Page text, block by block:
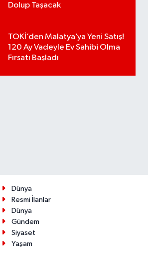
Dolup Taşacak
TOKİ’den Malatya’ya Yeni Satış!
120 Ay Vadeyle Ev Sahibi Olma
Fırsatı Başladı
Dünya
Resmi İlanlar
Dünya
Gündem
Siyaset
Yaşam